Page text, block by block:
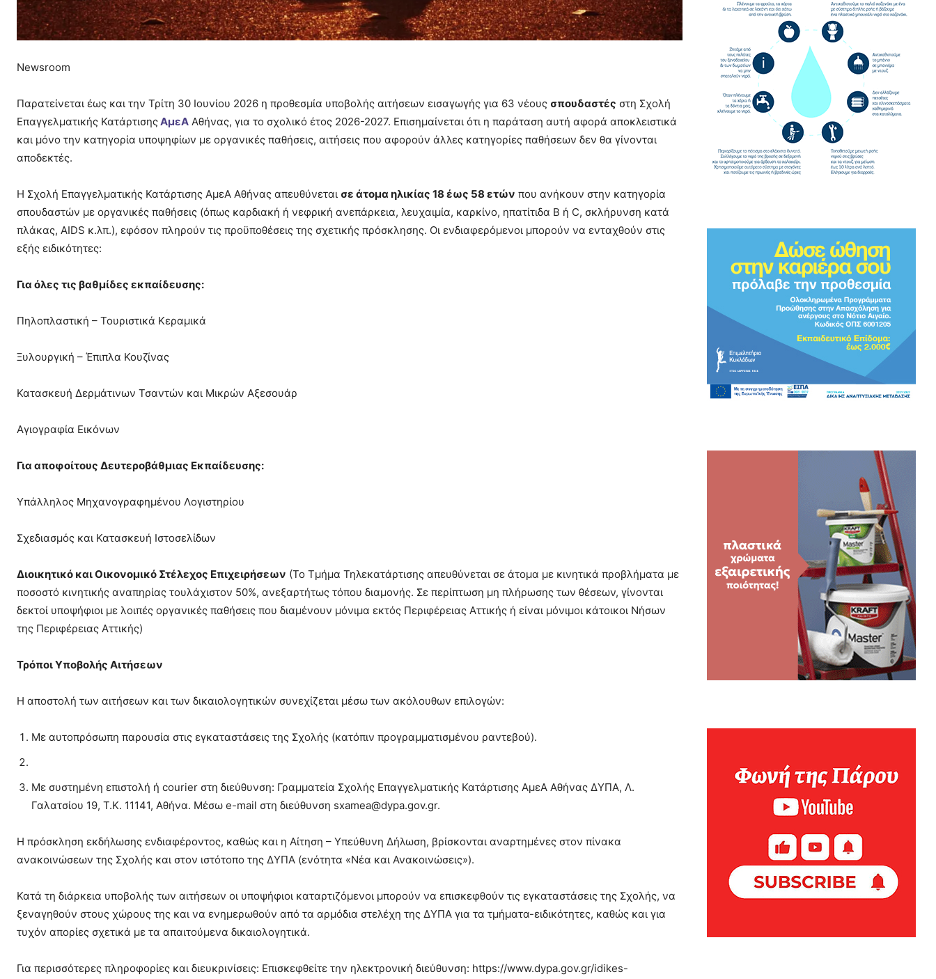
Newsroom
Παρατείνεται έως και την Τρίτη 30 Ιουνίου 2026 η προθεσμία υποβολής αιτήσεων εισαγωγής για 63 νέους σπουδαστές στη Σχολή
Επαγγελματικής ΚατάρτισηςΑμεΑ Αθήνας, για το σχολικό έτος 2026-2027. Επισημαίνεται ότι η παράταση αυτή αφορά αποκλειστικά
και μόνο την κατηγορία υποψηφίων με οργανικές παθήσεις, αιτήσεις που αφορούν άλλες κατηγορίες παθήσεων δεν θα γίνονται
αποδεκτές.
Η Σχολή Επαγγελματικής Κατάρτισης ΑμεΑ Αθήνας απευθύνεται σε άτομα ηλικίας 18 έως 58 ετών που ανήκουν στην κατηγορία
σπουδαστών με οργανικές παθήσεις (όπως καρδιακή ή νεφρική ανεπάρκεια, λευχαιμία, καρκίνο, ηπατίτιδα Β ή C, σκλήρυνση κατά
πλάκας, AIDS κ.λπ.), εφόσον πληρούν τις προϋποθέσεις της σχετικής πρόσκλησης. Οι ενδιαφερόμενοι μπορούν να ενταχθούν στις
εξής ειδικότητες:
Για όλες τις βαθμίδες εκπαίδευσης:
Πηλοπλαστική – Τουριστικά Κεραμικά
Ξυλουργική – Έπιπλα Κουζίνας
Κατασκευή Δερμάτινων Τσαντών και Μικρών Αξεσουάρ
Αγιογραφία Εικόνων
Για αποφοίτους Δευτεροβάθμιας Εκπαίδευσης:
Υπάλληλος Μηχανογραφημένου Λογιστηρίου
Σχεδιασμός και Κατασκευή Ιστοσελίδων
Διοικητικό και Οικονομικό Στέλεχος Επιχειρήσεων (Το Τμήμα Τηλεκατάρτισης απευθύνεται σε άτομα με κινητικά προβλήματα με
ποσοστό κινητικής αναπηρίας τουλάχιστον 50%, ανεξαρτήτως τόπου διαμονής. Σε περίπτωση μη πλήρωσης των θέσεων, γίνονται
δεκτοί υποψήφιοι με λοιπές οργανικές παθήσεις που διαμένουν μόνιμα εκτός Περιφέρειας Αττικής ή είναι μόνιμοι κάτοικοι Νήσων
της Περιφέρειας Αττικής)
Τρόποι Υποβολής Αιτήσεων
Η αποστολή των αιτήσεων και των δικαιολογητικών συνεχίζεται μέσω των ακόλουθων επιλογών:
Με αυτοπρόσωπη παρουσία στις εγκαταστάσεις της Σχολής (κατόπιν προγραμματισμένου ραντεβού).
Με συστημένη επιστολή ή courier στη διεύθυνση: Γραμματεία Σχολής Επαγγελματικής Κατάρτισης ΑμεΑ Αθήνας ΔΥΠΑ, Λ.
Γαλατσίου 19, Τ.Κ. 11141, Αθήνα. Μέσω e-mail στη διεύθυνση sxamea@dypa.gov.gr.
Η πρόσκληση εκδήλωσης ενδιαφέροντος, καθώς και η Αίτηση – Υπεύθυνη Δήλωση, βρίσκονται αναρτημένες στον πίνακα
ανακοινώσεων της Σχολής και στον ιστότοπο της ΔΥΠΑ (ενότητα «Νέα και Ανακοινώσεις»).
Κατά τη διάρκεια υποβολής των αιτήσεων οι υποψήφιοι καταρτιζόμενοι μπορούν να επισκεφθούν τις εγκαταστάσεις της Σχολής, να
ξεναγηθούν στους χώρους της και να ενημερωθούν από τα αρμόδια στελέχη της ΔΥΠΑ για τα τμήματα-ειδικότητες, καθώς και για
τυχόν απορίες σχετικά με τα απαιτούμενα δικαιολογητικά.
Για περισσότερες πληροφορίες και διευκρινίσεις: Επισκεφθείτε την ηλεκτρονική διεύθυνση: https://www.dypa.gov.gr/idikes-